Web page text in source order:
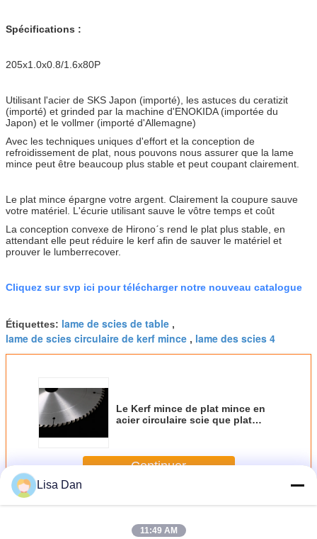
Spécifications :
205x1.0x0.8/1.6x80P
Utilisant l'acier de SKS Japon (importé), les astuces du ceratizit
(importé) et grinded par la machine d'ENOKIDA (importée du
Japon) et le vollmer (importé d'Allemagne)
Avec les techniques uniques d'effort et la conception de
refroidissement de plat, nous pouvons nous assurer que la lame
mince peut être beaucoup plus stable et peut coupant clairement.
Le plat mince épargne votre argent. Clairement la coupure sauve
votre matériel. L'écurie utilisant sauve le vôtre temps et coût
La conception convexe de Hironoˊs rend le plat plus stable, en
attendant elle peut réduire le kerf afin de sauver le matériel et
prouver le lumberrecover.
Cliquez sur svp ici pour télécharger notre nouveau catalogue
Étiquettes: lame de scies de table ,
lame de scies circulaire de kerf mince , lame des scies 4
Le Kerf mince de plat mince en
acier circulaire scie que plat
Continuer
PlusLe Kerf mince scie des lames
Lisa Dan
11:49 AM